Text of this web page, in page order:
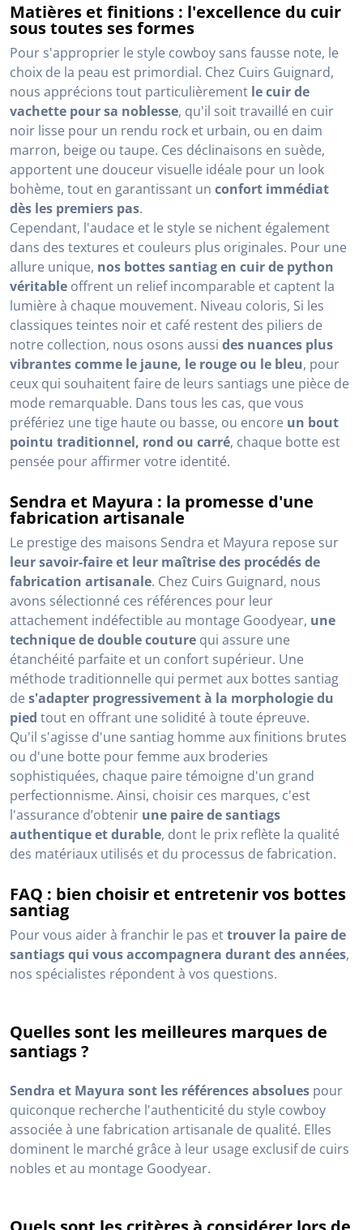
Matières et finitions : l'excellence du cuir
sous toutes ses formes
Pour s'approprier le style cowboy sans fausse note, le
choix de la peau est primordial. Chez Cuirs Guignard,
nous apprécions tout particulièrement le cuir de
vachette pour sa noblesse, qu'il soit travaillé en cuir
noir lisse pour un rendu rock et urbain, ou en daim
marron, beige ou taupe. Ces déclinaisons en suède,
apportent une douceur visuelle idéale pour un look
bohème, tout en garantissant un confort immédiat
dès les premiers pas.
Cependant, l'audace et le style se nichent également
dans des textures et couleurs plus originales. Pour une
allure unique, nos bottes santiag en cuir de python
véritable offrent un relief incomparable et captent la
lumière à chaque mouvement. Niveau coloris, Si les
classiques teintes noir et café restent des piliers de
notre collection, nous osons aussi des nuances plus
vibrantes comme le jaune, le rouge ou le bleu, pour
ceux qui souhaitent faire de leurs santiags une pièce de
mode remarquable. Dans tous les cas, que vous
préfériez une tige haute ou basse, ou encore un bout
pointu traditionnel, rond ou carré, chaque botte est
pensée pour affirmer votre identité.
Sendra et Mayura : la promesse d'une
fabrication artisanale
Le prestige des maisons Sendra et Mayura repose sur
leur savoir-faire et leur maîtrise des procédés de
fabrication artisanale. Chez Cuirs Guignard, nous
avons sélectionné ces références pour leur
attachement indéfectible au montage Goodyear, une
technique de double couture qui assure une
étanchéité parfaite et un confort supérieur. Une
méthode traditionnelle qui permet aux bottes santiag
des'adapter progressivement à la morphologie du
pied tout en offrant une solidité à toute épreuve.
Qu'il s'agisse d'une santiag homme aux finitions brutes
ou d'une botte pour femme aux broderies
sophistiquées, chaque paire témoigne d'un grand
perfectionnisme. Ainsi, choisir ces marques, c'est
l'assurance d’obtenir une paire de santiags
authentique et durable, dont le prix reflète la qualité
des matériaux utilisés et du processus de fabrication.
FAQ : bien choisir et entretenir vos bottes
santiag
Pour vous aider à franchir le pas ettrouver la paire de
santiags qui vous accompagnera durant des années,
nos spécialistes répondent à vos questions.
Quelles sont les meilleures marques de
santiags ?
Sendra et Mayura sont les références absolues pour
quiconque recherche l'authenticité du style cowboy
associée à une fabrication artisanale de qualité. Elles
dominent le marché grâce à leur usage exclusif de cuirs
nobles et au montage Goodyear.